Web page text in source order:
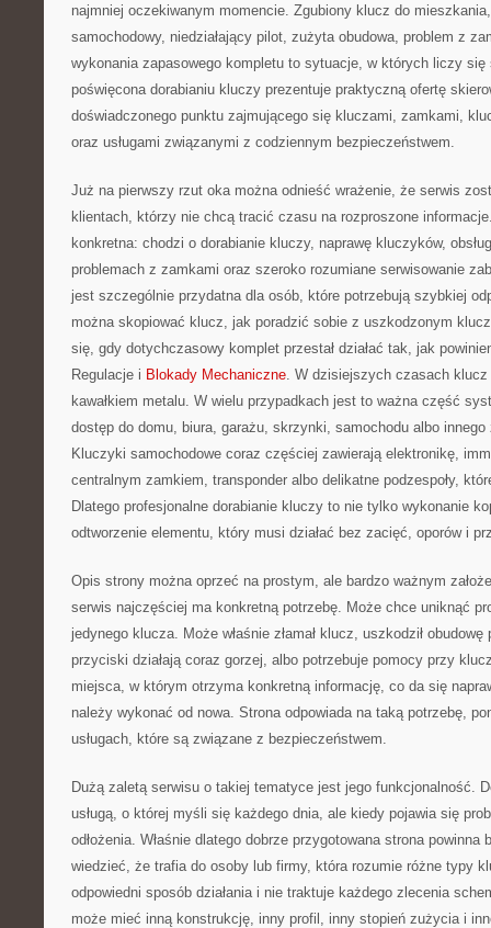
najmniej oczekiwanym momencie. Zgubiony klucz do
samochodowy, niedziałający pilot, zużyta obudowa, problem z
wykonania zapasowego kompletu to sytuacje, w których liczy
poświęcona dorabianiu kluczy prezentuje praktyczną ofertę
doświadczonego punktu zajmującego się kluczami, zamkami,
oraz usługami związanymi z codziennym bezpieczeństwem.
Już na pierwszy rzut oka można odnieść wrażenie, że serwis
klientach, którzy nie chcą tracić czasu na rozproszone
konkretna: chodzi o dorabianie kluczy, naprawę kluczyków,
problemach z zamkami oraz szeroko rozumiane serwisowanie
jest szczególnie przydatna dla osób, które potrzebują szybkiej
można skopiować klucz, jak poradzić sobie z uszkodzonym
się, gdy dotychczasowy komplet przestał działać tak, jak
Regulacje i Blokady Mechaniczne. W dzisiejszych czasach
kawałkiem metalu. W wielu przypadkach jest to ważna część
dostęp do domu, biura, garażu, skrzynki, samochodu albo
Kluczyki samochodowe coraz częściej zawierają elektronikę,
centralnym zamkiem, transponder albo delikatne podzespoły,
Dlatego profesjonalne dorabianie kluczy to nie tylko wykonanie
odtworzenie elementu, który musi działać bez zacięć, oporów i
Opis strony można oprzeć na prostym, ale bardzo ważnym
serwis najczęściej ma konkretną potrzebę. Może chce uniknąć
jedynego klucza. Może właśnie złamał klucz, uszkodził obudowę
przyciski działają coraz gorzej, albo potrzebuje pomocy przy
miejsca, w którym otrzyma konkretną informację, co da się
należy wykonać od nowa. Strona odpowiada na taką potrzebę,
usługach, które są związane z bezpieczeństwem.
Dużą zaletą serwisu o takiej tematyce jest jego funkcjonalność.
usługą, o której myśli się każdego dnia, ale kiedy pojawia się
odłożenia. Właśnie dlatego dobrze przygotowana strona
wiedzieć, że trafia do osoby lub firmy, która rozumie różne typy
odpowiedni sposób działania i nie traktuje każdego zlecenia
może mieć inną konstrukcję, inny profil, inny stopień zużycia i